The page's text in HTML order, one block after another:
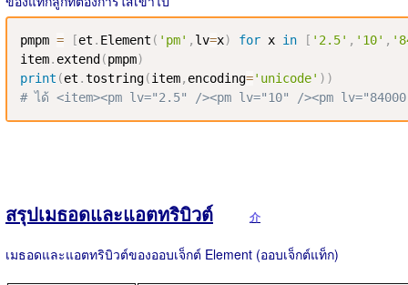
pmpm = [et . Element ( 'pm' , lv=x) for x in [ '2.5' , '10' ,
item. extend (pmpm)
print (et .tostring(item, encoding='unicode' ) )
# ได้ <item><pm lv="2.5" /><pm lv="10" /><pm
สรุปเมธอดและแอตทริบิวต์ 介
เมธอดและแอตทริบิวต์ของออบเจ็กต์ Element (ออบเจ็กต์แท็ก)